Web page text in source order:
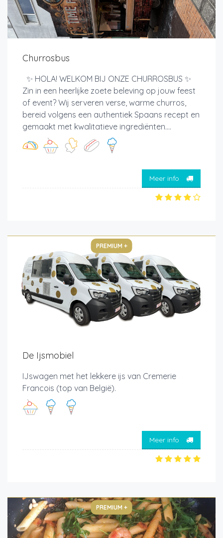
Churrosbus
✨ HOLA! WELKOM BIJ ONZE CHURROSBUS ✨
Zin in een heerlijke zoete beleving op jouw feest
of event? Wij serveren verse, warme churros,
bereid volgens een authentiek Spaans recept en
gemaakt met kwalitatieve ingrediënten....
Meer info
PREMIUM +
De Ijsmobiel
IJswagen met het lekkere ijs van Cremerie
Francois (top van België).
Meer info
PREMIUM +